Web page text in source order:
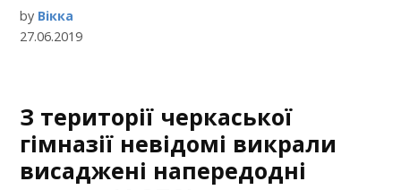
by Вікка
27.06.2019
З території черкаської
гімназії невідомі викрали
висаджені напередодні